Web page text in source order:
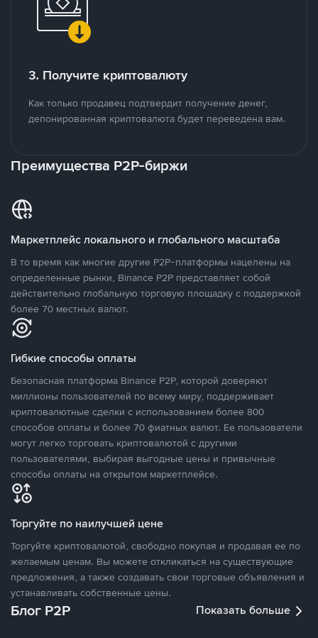
3. Получите криптовалюту
Как только продавец подтвердит получение денег,
депонированная криптовалюта будет переведена вам.
Преимущества P2P-биржи
Маркетплейс локального и глобального масштаба
В то время как многие другие P2P-платформы нацелены на
определенные рынки, Binance P2P представляет собой
действительно глобальную торговую площадку с поддержкой
более 70 местных валют.
Гибкие способы оплаты
Безопасная платформа Binance P2P, которой доверяют
миллионы пользователей по всему миру, поддерживает
криптовалютные сделки с использованием более 800
способов оплаты и более 70 фиатных валют. Ее пользователи
могут легко торговать криптовалютой с другими
пользователями, выбирая выгодные цены и привычные
способы оплаты на открытом маркетплейсе.
Торгуйте по наилучшей цене
Торгуйте криптовалютой, свободно покупая и продавая ее по
желаемым ценам. Вы можете откликаться на существующие
предложения, а также создавать свои торговые объявления и
устанавливать собственные цены.
Блог P2P Показать больше